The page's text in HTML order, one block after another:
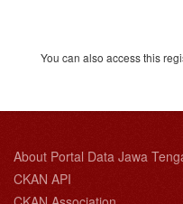
You can also access this
About Portal Data Jawa
CKAN API